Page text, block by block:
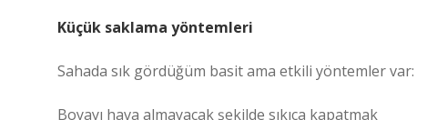
Küçük saklama yöntemleri
Sahada sık gördüğüm basit ama etkili yöntemler var:
Boyayı hava almayacak şekilde sıkıca kapatmak